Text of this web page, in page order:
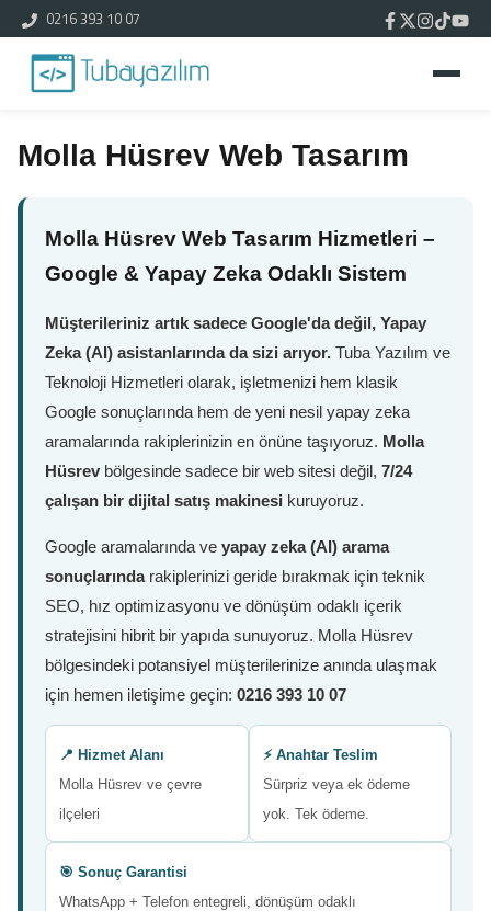
0216 393 10 07
Molla Hüsrev Web Tasarım
Molla Hüsrev Web Tasarım Hizmetleri –
Google & Yapay Zeka Odaklı Sistem
Müşterileriniz artık sadece Google'da değil, Yapay
Zeka (AI) asistanlarında da sizi arıyor. Tuba Yazılım ve
Teknoloji Hizmetleri olarak, işletmenizi hem klasik
Google sonuçlarında hem de yeni nesil yapay zeka
aramalarında rakiplerinizin en önüne taşıyoruz. Molla
Hüsrev bölgesinde sadece bir web sitesi değil, 7/24
çalışan bir dijital satış makinesi kuruyoruz.
Google aramalarında ve yapay zeka (AI) arama
sonuçlarındarakiplerinizi geride bırakmak için teknik
SEO, hız optimizasyonu ve dönüşüm odaklı içerik
stratejisini hibrit bir yapıda sunuyoruz. Molla Hüsrev
bölgesindeki potansiyel müşterilerinize anında ulaşmak
için hemen iletişime geçin: 0216 393 10 07
📍 Hizmet Alanı
Molla Hüsrev ve çevre
ilçeleri
⚡ Anahtar Teslim
Sürpriz veya ek ödeme
yok. Tek ödeme.
🎯 Sonuç Garantisi
WhatsApp + Telefon entegreli, dönüşüm odaklı